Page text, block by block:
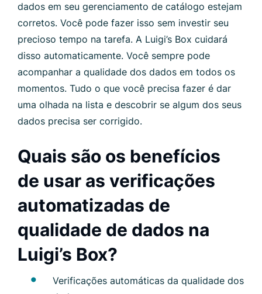
dados em seu gerenciamento de catálogo estejam
corretos. Você pode fazer isso sem investir seu
precioso tempo na tarefa. A Luigi’s Box cuidará
disso automaticamente. Você sempre pode
acompanhar a qualidade dos dados em todos os
momentos. Tudo o que você precisa fazer é dar
uma olhada na lista e descobrir se algum dos seus
dados precisa ser corrigido.
Quais são os benefícios
de usar as verificações
automatizadas de
qualidade de dados na
Luigi’s Box?
Verificações automáticas da qualidade dos